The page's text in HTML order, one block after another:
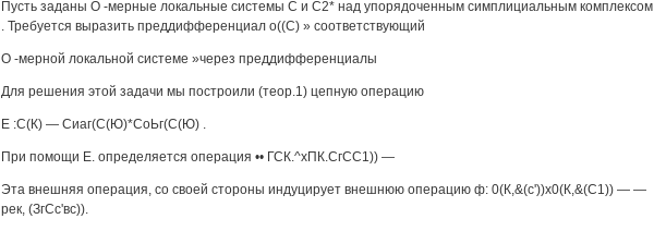
Пусть заданы О -мерные локальные системы С и С2* над упорядоченным симплициальным комплексом
. Требуется выразить преддифференциал о((С) » соответствующий
О -мерной локальной системе »через преддифференциалы
Для решения этой задачи мы построили (теор.1) цепную операцию
Е :С(К) — Сиаг(С(Ю)*СоЬг(С(Ю) .
При помощи Е. определяется операция •• ГСК.^хПК.СгСС1)) —
Эта внешняя операция, со своей стороны индуцирует внешнюю операцию ф: 0(К,&(с'))х0(К,&(С1)) — —
рек, (ЗгСс'вс)).